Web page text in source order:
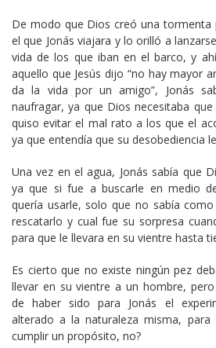
De modo que Dios creó una tormenta
el que Jonás viajara y lo orilló a
vida de los que iban en el barco, y
aquello que Jesús dijo “no hay mayor
da la vida por un amigo”, Jonás
naufragar, ya que Dios necesitaba
quiso evitar el mal rato a los que el
ya que entendía que su desobediencia
Una vez en el agua, Jonás sabía que
ya que si fue a buscarle en medio
quería usarle, solo que no sabía
rescatarlo y cual fue su sorpresa
para que le llevara en su vientre hasta
Es cierto que no existe ningún pez
llevar en su vientre a un hombre,
de haber sido para Jonás el
alterado a la naturaleza misma,
cumplir un propósito, no?